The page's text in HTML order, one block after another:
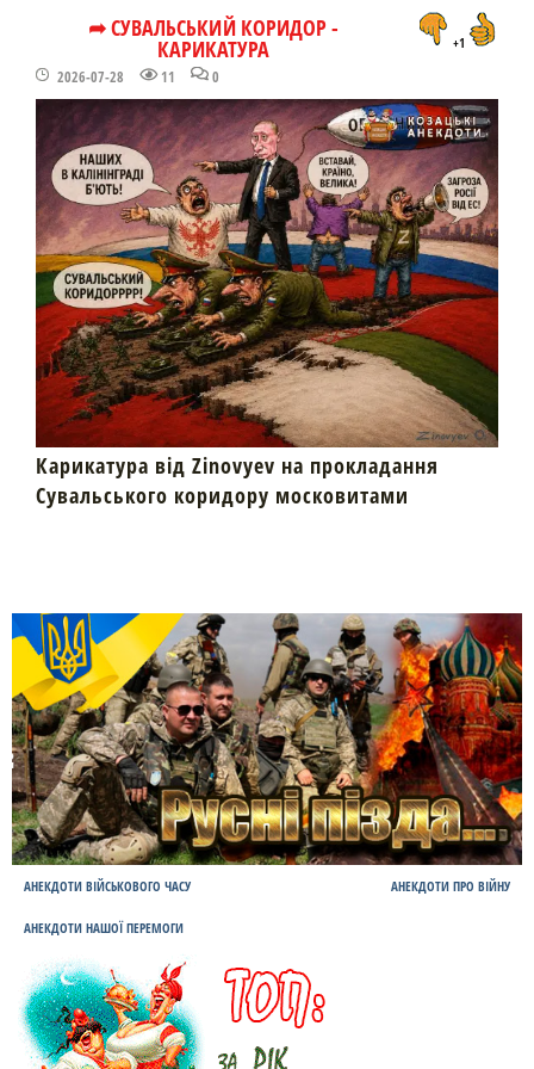
➦ СУВАЛЬСЬКИЙ КОРИДОР -
КАРИКАТУРА
2026-07-28 11 0
+1
Карикатура від Zinovyev на прокладання
Сувальського коридору московитами
АНЕКДОТИ ВІЙСЬКОВОГО ЧАСУ АНЕКДОТИ ПРО ВІЙНУ
АНЕКДОТИ НАШОЇ ПЕРЕМОГИ